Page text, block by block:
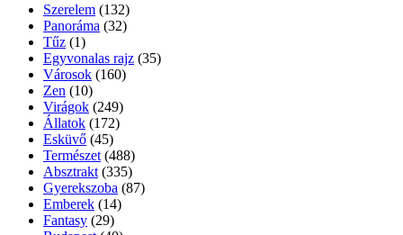
Szerelem (132)
Panoráma (32)
Tűz (1)
Egyvonalas rajz (35)
Városok (160)
Zen (10)
Virágok (249)
Állatok (172)
Esküvő (45)
Természet (488)
Absztrakt (335)
Gyerekszoba (87)
Emberek (14)
Fantasy (29)